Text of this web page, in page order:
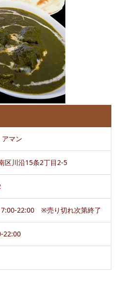
マン
川沿15条2丁目2-5
22:00 ※売り切れ次第終了